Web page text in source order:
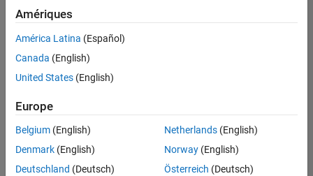
Actuellement,
aucune
offre
d'emploi
correspondant
à vos
critères
de
recherche.
Amériques
América Latina (Español)
Canada (English)
United States (English)
Europe
Belgium (English)
Denmark (English)
Deutschland (Deutsch)
Netherlands(English)
Norway(English)
Österreich (Deutsch)